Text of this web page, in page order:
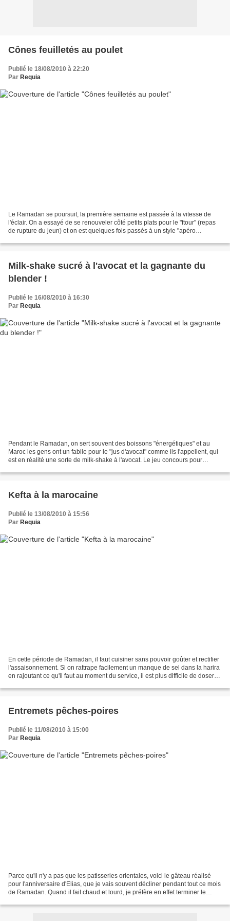
Cônes feuilletés au poulet
Publié le 18/08/2010 à 22:20
Par Requia
Le Ramadan se poursuit, la première semaine est passée à la vitesse de
l'éclair. On a essayé de se renouveler côté petits plats pour le "ftour" (repas
de rupture du jeun) et on est quelques fois passés à un style "apéro
Milk-shake sucré à l'avocat et la gagnante du
blender !
Publié le 16/08/2010 à 16:30
Par Requia
Pendant le Ramadan, on sert souvent des boissons "énergétiques" et au
Maroc les gens ont un fabile pour le "jus d'avocat" comme ils l'appellent, qui
est en réalité une sorte de milk-shake à l'avocat. Le jeu concours pour
Kefta à la marocaine
Publié le 13/08/2010 à 15:56
Par Requia
En cette période de Ramadan, il faut cuisiner sans pouvoir goûter et rectifier
l'assaisonnement. Si on rattrape facilement un manque de sel dans la harira
en rajoutant ce qu'il faut au moment du service, il est plus difficile de doser
Entremets pêches-poires
Publié le 11/08/2010 à 15:00
Par Requia
Parce qu'il n'y a pas que les patisseries orientales, voici le gâteau réalisé
pour l'anniversaire d'Elias, que je vais souvent décliner pendant tout ce mois
de Ramadan. Quand il fait chaud et lourd, je préfère en effet terminer le